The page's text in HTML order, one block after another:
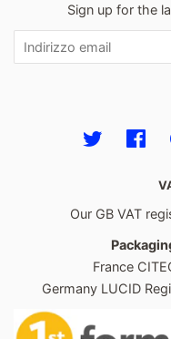
Sign up for the
Twitter
Our GB VAT
France
Germany LUCID